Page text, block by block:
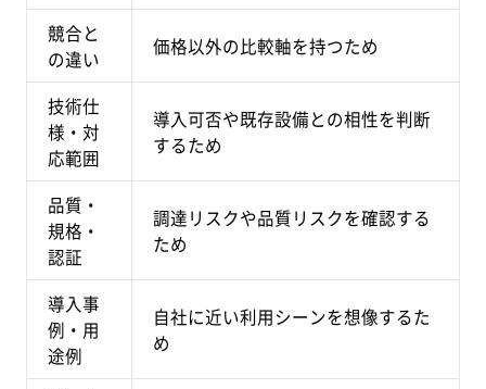
競合と
の違い
価格以外の比較軸を持つため
技術仕
様・対
応範囲
導入可否や既存設備との相性を判断
するため
品質・
規格・
認証
調達リスクや品質リスクを確認する
ため
導入事
例・用
途例
自社に近い利用シーンを想像するた
め